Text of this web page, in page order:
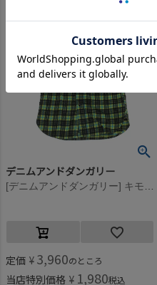
デニムアンドダンガリー
定価 ¥ 3,960のところ
当店特別価格 ¥ 1,980税込